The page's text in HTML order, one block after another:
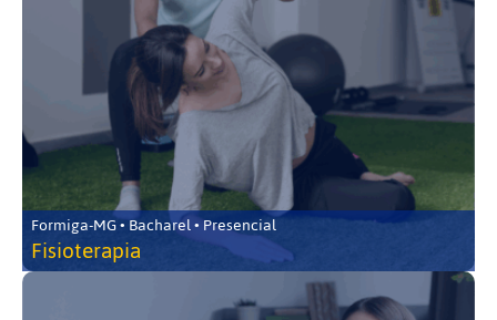
Formiga-MG • Bacharel • Presencial
Fisioterapia